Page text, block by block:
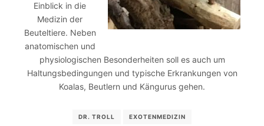
Einblick in die
Medizin der
Beuteltiere. Neben
anatomischen und
physiologischen Besonderheiten soll es auch um
Haltungsbedingungen und typische Erkrankungen von
Koalas, Beutlern und Kängurus gehen.
DR. TROLL EXOTENMEDIZIN